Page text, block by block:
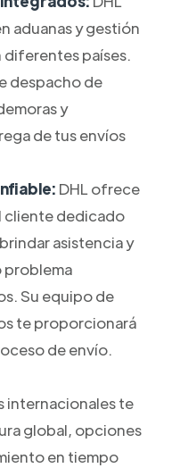
aduanas y gestión
diferentes países.
despacho de
y
de tus envíos
DHL ofrece
cliente dedicado
asistencia y
problema
Su equipo de
te proporcionará
de envío.
internacionales te
global, opciones
en tiempo